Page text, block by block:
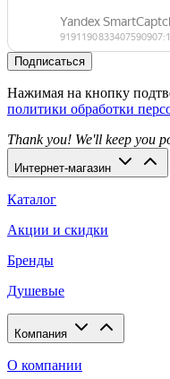
Подписаться
Нажимая на кнопку
политики обработки
Thank you! We'll keep you
Интернет-магазин
Каталог
Акции и скидки
Бренды
Душевые
Компания
О компании